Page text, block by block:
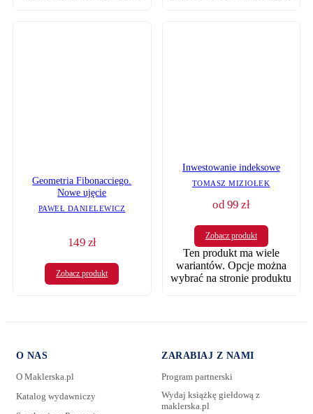
Geometria Fibonacciego.
Nowe ujęcie
PAWEŁ DANIELEWICZ
149 zł
Zobacz produkt
Inwestowanie indeksowe
TOMASZ MIZIOŁEK
od99zł
Zobacz produkt
Ten produkt ma wiele
wariantów. Opcje można
wybrać na stronie produktu
O NAS
O Maklerska.pl
Katalog wydawniczy
ZARABIAJ Z NAMI
Program partnerski
Wydaj książkę giełdową z
maklerska.pl